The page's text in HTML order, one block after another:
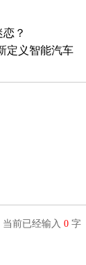
？
定义智能汽车
前已经输入 0 字